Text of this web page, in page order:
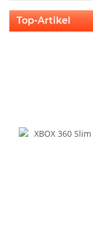
Top-Artikel